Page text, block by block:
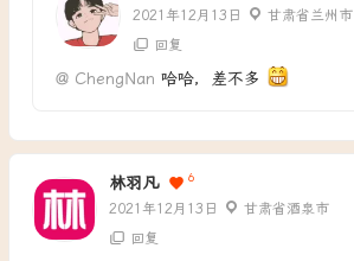
2021年12月13日 甘肃省兰州市
回复
@ ChengNan 哈哈，差不多
林羽凡 6
2021年12月13日 甘肃省酒泉市
回复